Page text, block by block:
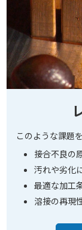
このような課題
接合不良の
汚れや劣化
最適な加工
溶接の再現